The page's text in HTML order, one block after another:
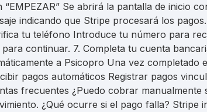
“EMPEZAR” Se abrirá la pantalla de inicio
indicando que Stripe procesará los
tu teléfono Introduce tu número para
continuar. 7. Completa tu cuenta
a Psicopro Una vez
pagos automáticos Registrar pagos
frecuentes ¿Puedo cobrar
¿Qué ocurre si el pago falla?